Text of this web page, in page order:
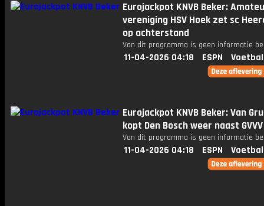
Eurojackpot KNVB Beker:
vereniging HSV Hoek zet sc
op achterstand
Van dit programma is geen informatie
11-04-2026 04:18 ESPN
Eurojackpot KNVB Beker: Van
kopt Den Bosch weer naast GVVV
Van dit programma is geen informatie
11-04-2026 04:18 ESPN